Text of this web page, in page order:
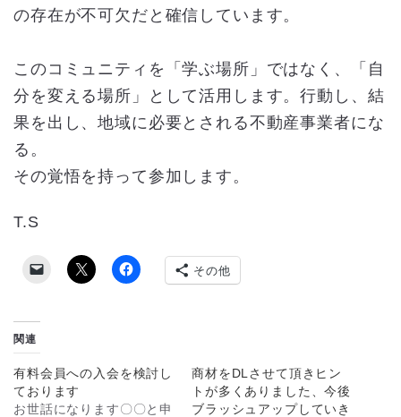
の存在が不可欠だと確信しています。
このコミュニティを「学ぶ場所」ではなく、「自
分を変える場所」として活用します。行動し、結
果を出し、地域に必要とされる不動産事業者にな
る。
その覚悟を持って参加します。
T.S
その他
関連
有料会員への入会を検討し
ております
お世話になります〇〇と申
商材をDLさせて頂きヒン
トが多くありました、今後
ブラッシュアップしていき